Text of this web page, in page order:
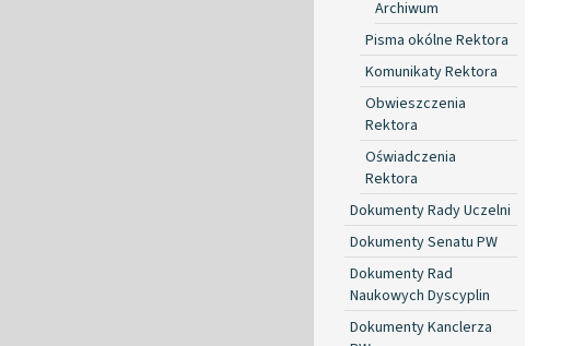
Archiwum
Pisma okólne Rektora
Komunikaty Rektora
Obwieszczenia
Rektora
Oświadczenia
Rektora
Dokumenty Rady Uczelni
Dokumenty Senatu PW
Dokumenty Rad
Naukowych Dyscyplin
Dokumenty Kanclerza